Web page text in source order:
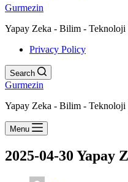
Gurmezin
Yapay Zeka - Bilim -
Privacy Policy
Search
Gurmezin
Yapay Zeka - Bilim -
Menu
2025-04-30 Yapay